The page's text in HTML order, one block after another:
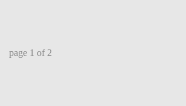
page 1 of 2